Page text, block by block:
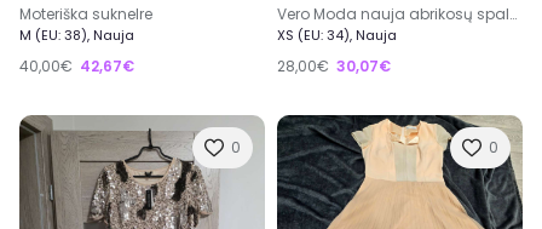
Moteriška suknelre
M (EU: 38), Nauja
40,00€ 42,67€
Vero Moda nauja abrikosų spalvos nėriniuota suknelė dydis XS
XS (EU: 34), Nauja
28,00€ 30,07€
0 0